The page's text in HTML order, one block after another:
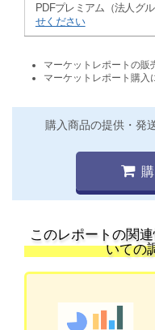
PDFプレミアム（法人グ
せください
マーケットレポートの販
マーケットレポート購入
購入商品の提供・発
このレポートの関
いての